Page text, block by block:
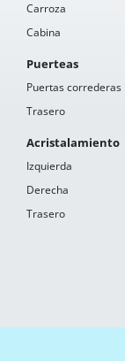
Carroza
Cabina
Puerteas
Puertas correderas
Trasero
Acristalamiento
Izquierda
Derecha
Trasero